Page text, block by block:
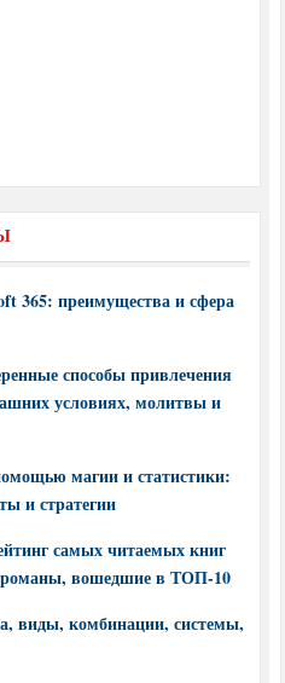
365: преимущества и сфера
способы привлечения
условиях, молитвы и
магии и статистики:
и стратегии
самых читаемых книг
романы, вошедшие в ТОП-10
виды, комбинации, системы,